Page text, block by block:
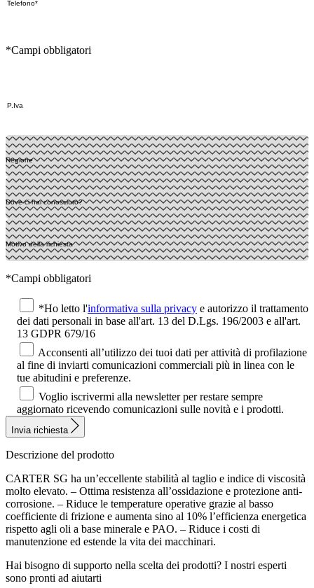
*Campi obbligatori
*Campi obbligatori
*Ho letto l'informativa sulla privacy e autorizzo il trattamento
dei dati personali in base all'art. 13 del D.Lgs. 196/2003 e all'art.
13 GDPR 679/16
Acconsenti all’utilizzo dei tuoi dati per attività di profilazione
al fine di inviarti comunicazioni commerciali più in linea con le
tue abitudini e preferenze.
Voglio iscrivermi alla newsletter per restare sempre
aggiornato ricevendo comunicazioni sulle novità e i prodotti.
Invia richiesta
Descrizione del prodotto
CARTER SG ha un’eccellente stabilità al taglio e indice di viscosità
molto elevato. – Ottima resistenza all’ossidazione e protezione anti-
corrosione. – Riduce le temperature operative grazie al basso
coefficiente di frizione e aumenta sino al 10% l’efficienza energetica
rispetto agli oli a base minerale e PAO. – Riduce i costi di
manutenzione ed estende la vita dei macchinari.
Hai bisogno di supporto nella scelta dei prodotti? I nostri esperti
sono pronti ad aiutarti